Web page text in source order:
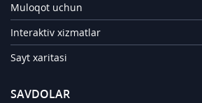
Muloqot uchun
Interaktiv xizmatlar
Sayt xaritasi
SAVDOLAR